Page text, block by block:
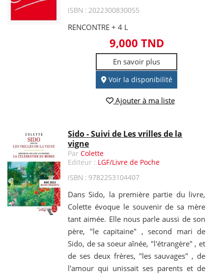
ISBN : 2022300830055
RENCONTRE + 4 L
9,000 TND
En savoir plus
Voir la disponibilité
Ajouter à ma liste
Sido - Suivi de Les vrilles de la
vigne
ParColette
Editeur : LGF/Livre de Poche
ISBN : 9782253104407
Dans Sido, la première partie du livre,
Colette évoque le souvenir de sa mère
tant aimée. Elle nous parle aussi de son
père, "le capitaine" , second mari de
Sido, de sa soeur aînée, "l'étrangère" , et
de ses deux frères, "les sauvages" , de
l'amour qui unissait ses parents et de